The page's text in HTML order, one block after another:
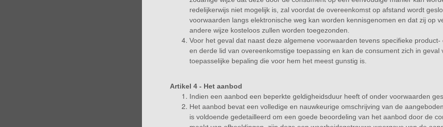
redelijkerwijs niet mogelijk is, zal voordat de overeenkomst op afstand wordt
voorwaarden langs elektronische weg kan worden kennisgenomen en dat zij op
andere wijze kosteloos zullen worden toegezonden.
Voor het geval dat naast deze algemene voorwaarden tevens specifieke
en derde lid van overeenkomstige toepassing en kan de consument zich in
toepasselijke bepaling die voor hem het meest gunstig is.
Artikel 4 - Het aanbod
Indien een aanbod een beperkte geldigheidsduur heeft of onder voorwaarden
Het aanbod bevat een volledige en nauwkeurige omschrijving van de
is voldoende gedetailleerd om een goede beoordeling van het aanbod door de